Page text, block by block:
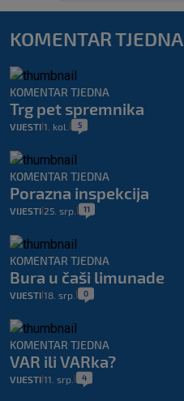
KOMENTAR TJEDNA
KOMENTAR TJEDNA
Trg pet spremnika
VIJESTI 1. kol. 5
KOMENTAR TJEDNA
Porazna inspekcija
VIJESTI 25. srp. 11
KOMENTAR TJEDNA
Bura u čaši limunade
VIJESTI 18. srp. 0
KOMENTAR TJEDNA
VAR ili VARka?
VIJESTI 11. srp. 4